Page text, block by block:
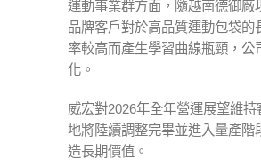
運動事業群方面，隨越南德御
品牌客戶對於高品質運動包袋
率較高而產生學習曲線瓶頸，
化。
威宏對2026年全年營運展望維
地將陸續調整完畢並進入量產階
造長期價值。